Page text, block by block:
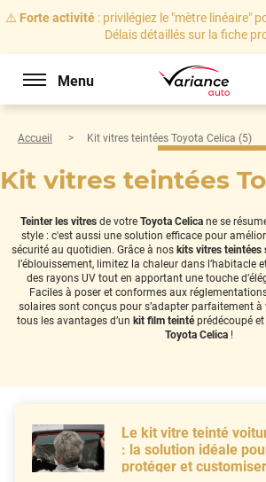
⚠️ Forte activité: privilégiez le "mètre linéaire"
Délais détaillés sur la fiche
Menu
Accueil Kit vitres teintées Toyota Celica (5)
Kit vitres teintées
Teinter les vitres de votre Toyota Celica ne se
style : c'est aussi une solution efficace pour
sécurité au quotidien. Grâce à nos kits vitres teintées
l’éblouissement, limitez la chaleur dans l’habitacle
des rayons UV tout en apportant une touche
Faciles à poser et conformes aux
solaires sont conçus pour s’adapter parfaitement à
tous les avantages d’un kit film teintéprédécoupé
Toyota Celica!
Le kit vitre teinté
: la solution idéale
protéger et customiser